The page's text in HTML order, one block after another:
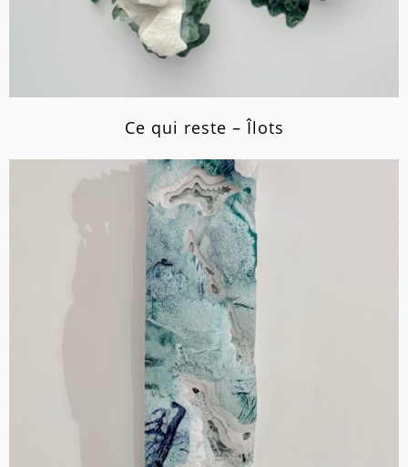
Ce qui reste – Îlots